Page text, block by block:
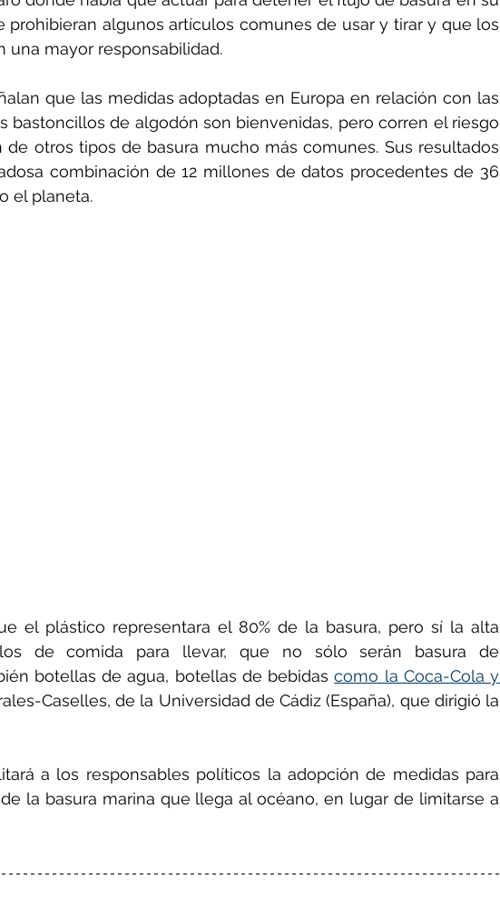
prohibieran algunos artículos comunes de usar y tirar y que los
una mayor responsabilidad.
que las medidas adoptadas en Europa en relación con las
bastoncillos de algodón son bienvenidas, pero corren el riesgo
otros tipos de basura mucho más comunes. Sus resultados
combinación de 12 millones de datos procedentes de 36
el planeta.
el plástico representara el 80% de la basura, pero sí la alta
de comida para llevar, que no sólo serán basura de
botellas de agua, botellas de bebidas como la Coca-Cola y
Caselles, de la Universidad de Cádiz (España), que dirigió la
a los responsables políticos la adopción de medidas para
la basura marina que llega al océano, en lugar de limitarse a